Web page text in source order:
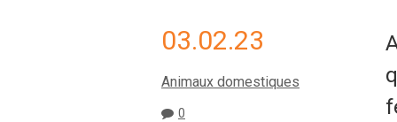
03.02.23
Animaux domestiques
0